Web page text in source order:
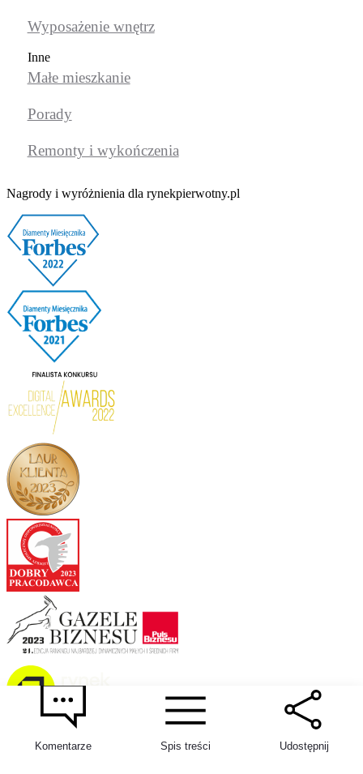
Wyposażenie wnętrz
Inne
Małe mieszkanie
Porady
Remonty i wykończenia
Komentarze Spis treści Udostępnij
Nagrody i wyróżnienia dla rynekpierwotny.pl